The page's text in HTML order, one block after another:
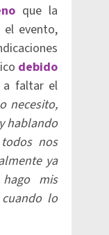
que la
el evento,
debido
a faltar el
necesito,
hablando
nos
ya
mis
lo